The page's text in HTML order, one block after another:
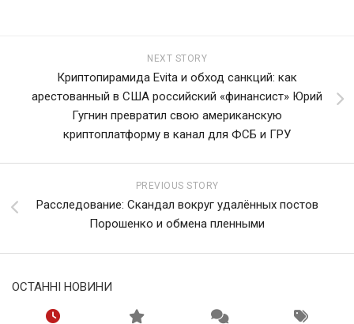
NEXT STORY
Криптопирамида Evita и обход санкций: как
арестованный в США российский «финансист» Юрий
Гугнин превратил свою американскую
криптоплатформу в канал для ФСБ и ГРУ
PREVIOUS STORY
Расследование: Скандал вокруг удалённых постов
Порошенко и обмена пленными
ОСТАННІ НОВИНИ